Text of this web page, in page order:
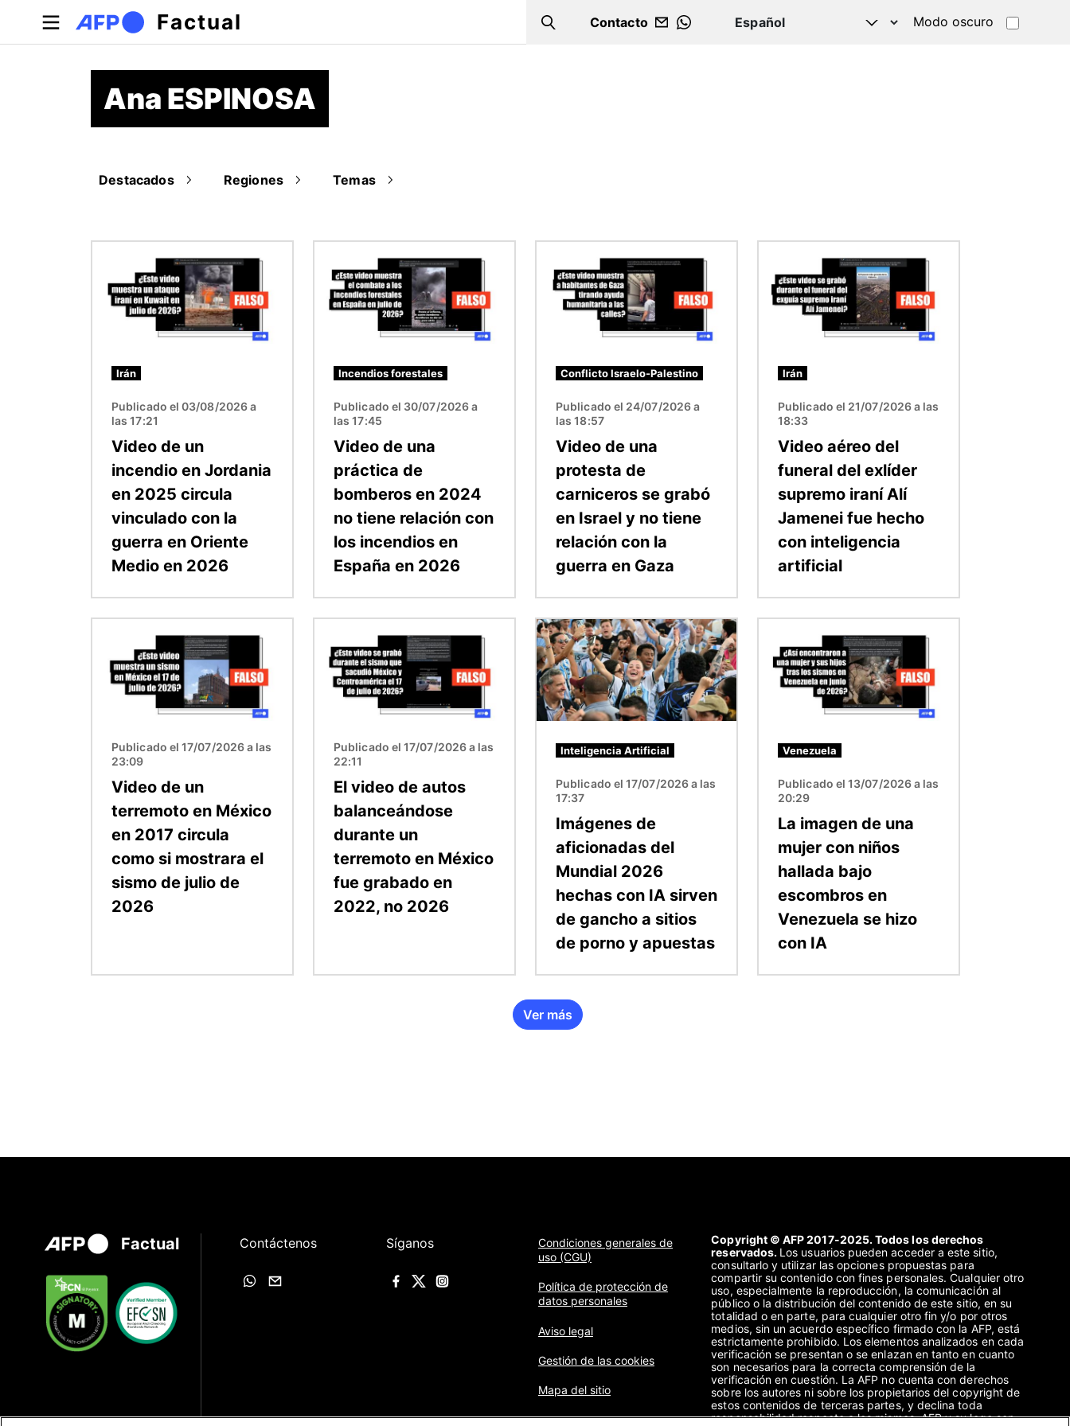
Pasar al contenido principal
Factual Search
Contacto
WHATSAPP
Modo oscuro
Ana ESPINOSA
Destacados Regiones Temas
Irán
Publicado el 03/08/2026 a
las 17:21
Video de un
incendio en Jordania
en 2025 circula
vinculado con la
guerra en Oriente
Medio en 2026
Incendios forestales
Publicado el 30/07/2026 a
las 17:45
Video de una
práctica de
bomberos en 2024
no tiene relación con
los incendios en
España en 2026
Conflicto Israelo-Palestino
Publicado el 24/07/2026 a
las 18:57
Video de una
protesta de
carniceros se grabó
en Israel y no tiene
relación con la
guerra en Gaza
Irán
Publicado el 21/07/2026 a las
18:33
Video aéreo del
funeral del exlíder
supremo iraní Alí
Jamenei fue hecho
con inteligencia
artificial
Publicado el 17/07/2026 a las
23:09
Video de un
terremoto en México
en 2017 circula
como si mostrara el
sismo de julio de
2026
Publicado el 17/07/2026 a las
22:11
El video de autos
balanceándose
durante un
terremoto en México
fue grabado en
2022, no 2026
Imagen
Inteligencia Artificial
Publicado el 17/07/2026 a las
17:37
Imágenes de
aficionadas del
Mundial 2026
hechas con IA sirven
de gancho a sitios
de porno y apuestas
Venezuela
Publicado el 13/07/2026 a las
20:29
La imagen de una
mujer con niños
hallada bajo
escombros en
Venezuela se hizo
con IA
Ver más
Factual Contáctenos Síganos
Condiciones generales de
uso (CGU)
Política de protección de
datos personales
Aviso legal
Gestión de las cookies
Mapa del sitio
Copyright © AFP 2017-2025. Todos los derechos
reservados. Los usuarios pueden acceder a este sitio,
consultarlo y utilizar las opciones propuestas para
compartir su contenido con fines personales. Cualquier otro
uso, especialmente la reproducción, la comunicación al
público o la distribución del contenido de este sitio, en su
totalidad o en parte, para cualquier otro fin y/o por otros
medios, sin un acuerdo específico firmado con la AFP, está
estrictamente prohibido. Los elementos analizados en cada
verificación se presentan o se enlazan en tanto en cuanto
son necesarios para la correcta comprensión de la
verificación en cuestión. La AFP no cuenta con derechos
sobre los autores ni sobre los propietarios del copyright de
estos contenidos de terceras partes, y declina toda
responsabilidad respecto a los mismos. AFP y su logo son